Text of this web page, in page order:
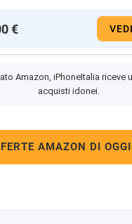
€
Amazon, iPhoneItalia riceve
acquisti idonei.
AMAZON DI OGGI